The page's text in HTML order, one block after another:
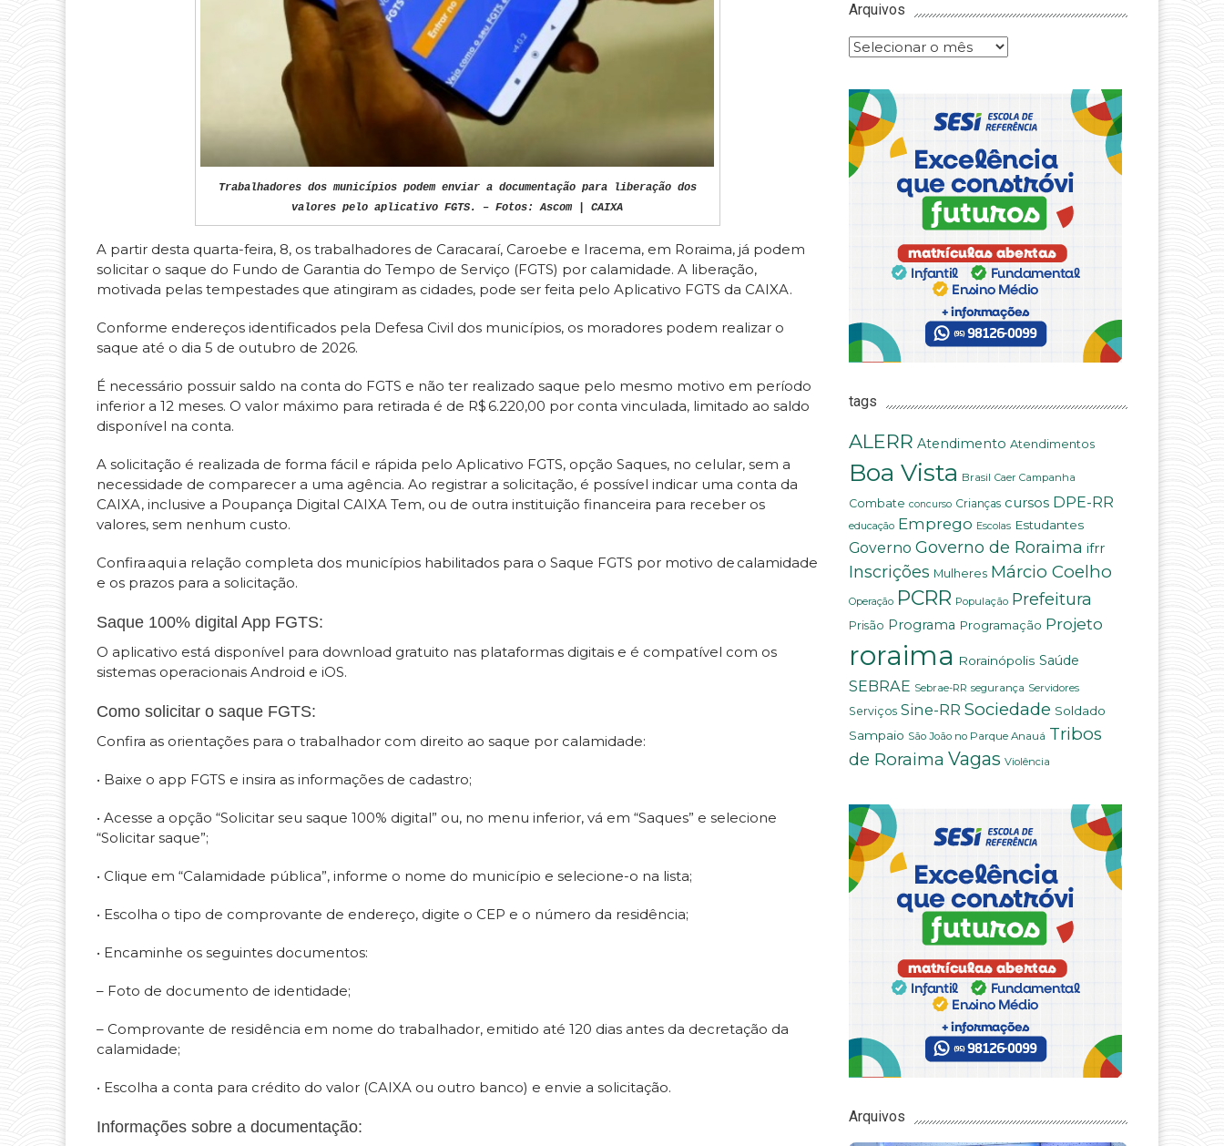
Trabalhadores dos municípios podem enviar a documentação para liberação dos
valores pelo aplicativo FGTS. – Fotos: Ascom | CAIXA
A partir desta quarta-feira, 8, os trabalhadores de Caracaraí, Caroebe e Iracema, em Roraima, já podem
solicitar o saque do Fundo de Garantia do Tempo de Serviço (FGTS) por calamidade. A liberação,
motivada pelas tempestades que atingiram as cidades, pode ser feita pelo Aplicativo FGTS da CAIXA.
Conforme endereços identificados pela Defesa Civil dos municípios, os moradores podem realizar o
saque até o dia 5 de outubro de 2026.
É necessário possuir saldo na conta do FGTS e não ter realizado saque pelo mesmo motivo em período
inferior a 12 meses. O valor máximo para retirada é de R$ 6.220,00 por conta vinculada, limitado ao saldo
disponível na conta.
A solicitação é realizada de forma fácil e rápida pelo Aplicativo FGTS, opção Saques, no celular, sem a
necessidade de comparecer a uma agência. Ao registrar a solicitação, é possível indicar uma conta da
CAIXA, inclusive a Poupança Digital CAIXA Tem, ou de outra instituição financeira para receber os
valores, sem nenhum custo.
Confira aqui a relação completa dos municípios habilitados para o Saque FGTS por motivo de calamidade
e os prazos para a solicitação.
Saque 100% digital App FGTS:
O aplicativo está disponível para download gratuito nas plataformas digitais e é compatível com os
sistemas operacionais Android e iOS.
Como solicitar o saque FGTS:
Confira as orientações para o trabalhador com direito ao saque por calamidade:
• Baixe o app FGTS e insira as informações de cadastro;
• Acesse a opção “Solicitar seu saque 100% digital” ou, no menu inferior, vá em “Saques” e selecione
“Solicitar saque”;
• Clique em “Calamidade pública”, informe o nome do município e selecione-o na lista;
• Escolha o tipo de comprovante de endereço, digite o CEP e o número da residência;
• Encaminhe os seguintes documentos:
– Foto de documento de identidade;
– Comprovante de residência em nome do trabalhador, emitido até 120 dias antes da decretação da
calamidade;
• Escolha a conta para crédito do valor (CAIXA ou outro banco) e envie a solicitação.
Informações sobre a documentação:
Arquivos
Arquivos
tags
ALERR Atendimento Atendimentos
Boa Vista Brasil Caer Campanha
Combate concurso Crianças cursos DPE-RR
educação Emprego Escolas Estudantes
Governo Governo de Roraima ifrr
Inscrições Mulheres Márcio Coelho
Operação PCRR População Prefeitura
Prisão Programa Programação Projeto
roraima Rorainópolis Saúde
SEBRAE Sebrae-RR segurança Servidores
Serviços Sine-RR Sociedade Soldado
Sampaio São João no Parque Anauá Tribos
de Roraima Vagas Violência
Arquivos